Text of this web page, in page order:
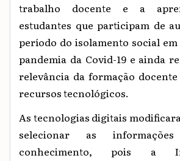
trabalho docente e a
estudantes que participam de
período do isolamento social
pandemia da Covid-19 e ainda
relevância da formação
recursos tecnológicos.
As tecnologias digitais
selecionar
as
conhecimento,
pois a